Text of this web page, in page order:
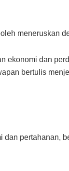
meneruskan
ekonomi dan
bertulis
pertahanan,